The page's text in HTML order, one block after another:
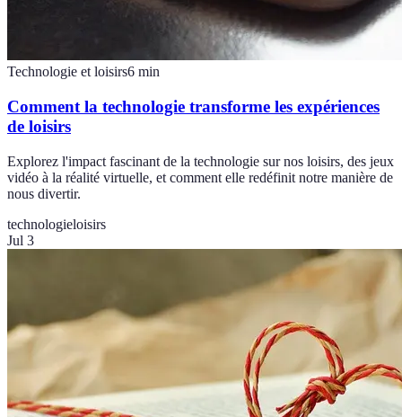
Technologie et loisirs6 min
Comment la technologie transforme les expériences
de loisirs
Explorez l'impact fascinant de la technologie sur nos loisirs, des jeux
vidéo à la réalité virtuelle, et comment elle redéfinit notre manière de
nous divertir.
technologieloisirs
Jul 3